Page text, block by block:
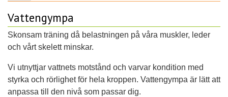
Vattengympa
Skonsam träning då belastningen på våra muskler, leder
och vårt skelett minskar.
Vi utnyttjar vattnets motstånd och varvar kondition med
styrka och rörlighet för hela kroppen. Vattengympa är lätt att
anpassa till den nivå som passar dig.